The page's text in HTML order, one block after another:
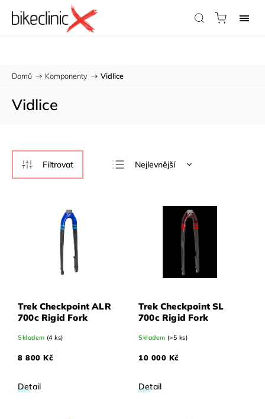
Potřebujete radu? 733 123 316
Domů / Komponenty / Vidlice
Vidlice
Nejlevnější
Trek Checkpoint ALR
700c Rigid Fork
Skladem (4 ks)
8 800 Kč
Detail
Trek Checkpoint SL
700c Rigid Fork
Skladem (>5 ks)
10 000 Kč
Detail